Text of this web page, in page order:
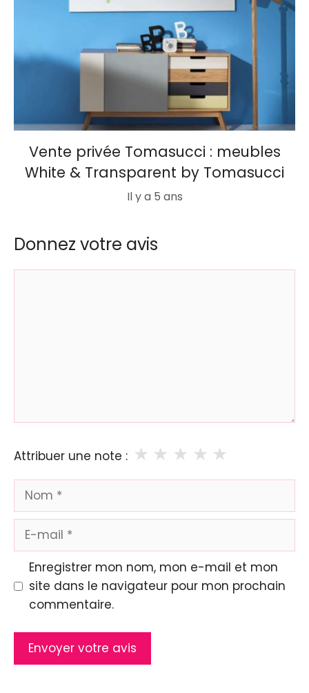
Vente privée Tomasucci : meubles
White & Transparent by Tomasucci
Il y a 5 ans
Donnez votre avis
Attribuer une note : ★
★
★
★
★
Nom
Enregistrer mon nom, mon e-mail et mon
site dans le navigateur pour mon prochain
commentaire.